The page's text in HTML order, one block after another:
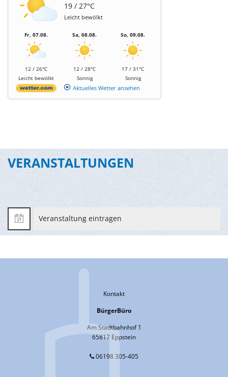
19 / 27°C
Leicht bewölkt
Fr, 07.08.
12 / 26°C
Leicht bewölkt
Sa, 08.08.
12 / 28°C
Sonnig
So, 09.08.
17 / 31°C
Sonnig
Aktuelles Wetter ansehen
VERANSTALTUNGEN
Veranstaltung eintragen
Kontakt
BürgerBüro
Am Stadtbahnhof 1
65817 Eppstein
06198 305-405